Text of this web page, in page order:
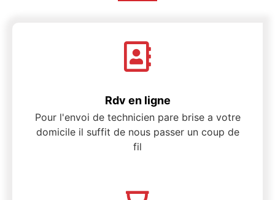
Rdv en ligne
Pour l'envoi de technicien pare brise a votre
domicile il suffit de nous passer un coup de
fil